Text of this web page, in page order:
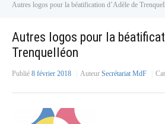
Autres logos pour la béatification d’Adèle de
Autres logos pour la
Trenquelléon
Publié 8 février 2018 Auteur Secrétariat MdF